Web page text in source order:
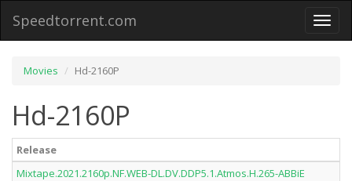
Toggle
Speedtorrent.com
Movies Hd-2160P
Hd-2160P
Release
Mixtape.2021.2160p.NF.WEB-DL.DV.DDP5.1.Atmos.H.265-ABBiE